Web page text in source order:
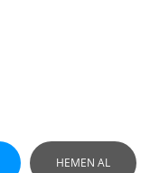
HEMEN AL